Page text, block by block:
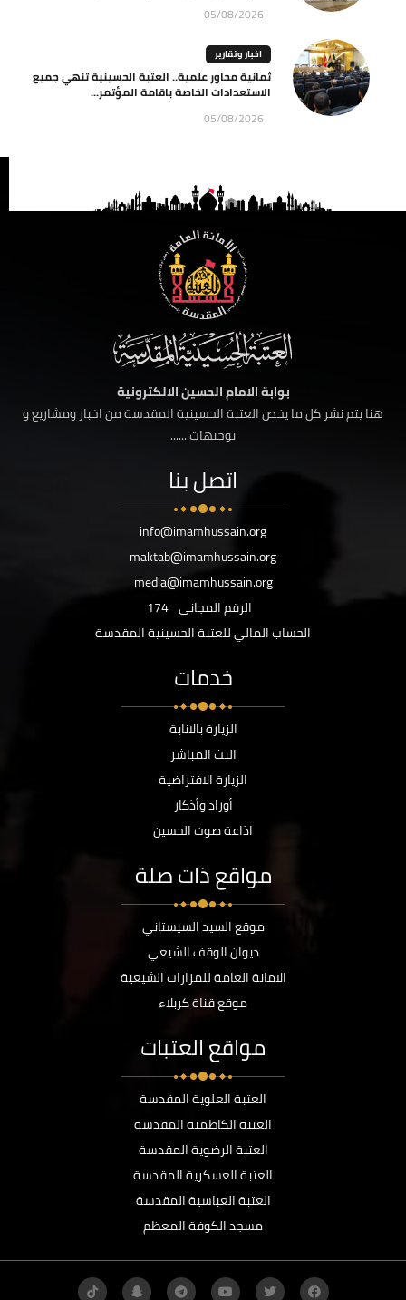
05/08/2026
اخبار وتقارير
ثمانية محاور علمية.. العتبة الحسينية تنهي جميع
الاستعدادات الخاصة باقامة المؤتمر...
05/08/2026
بوابة الامام الحسين الالكترونية
هنا يتم نشر كل ما يخص العتبة الحسينية المقدسة من اخبار ومشاريع و
توجيهات ......
اتصل بنا
info@imamhussain.org
maktab@imamhussain.org
media@imamhussain.org
الرقم المجاني 174
الحساب المالي للعتبة الحسينية المقدسة
خدمات
الزيارة بالانابة
البث المباشر
الزيارة الافتراضية
أوراد وأذكار
اذاعة صوت الحسين
مواقع ذات صلة
موقع السيد السيستاني
ديوان الوقف الشيعي
الامانة العامة للمزارات الشيعية
موقع قناة كربلاء
مواقع العتبات
العتبة العلوية المقدسة
العتبة الكاظمية المقدسة
العتبة الرضوية المقدسة
العتبة العسكرية المقدسة
العتبة العباسية المقدسة
مسجد الكوفة المعظم